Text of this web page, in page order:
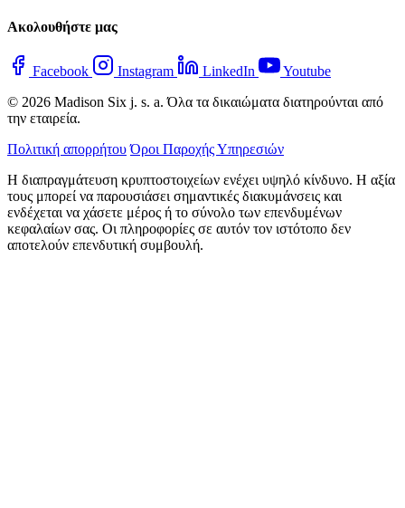
Ακολουθήστε μας
Facebook Instagram LinkedIn
Youtube
© 2026 Madison Six j. s. a. Όλα τα δικαιώματα διατηρούνται από
την εταιρεία.
Πολιτική απορρήτου Όροι Παροχής Υπηρεσιών
Η διαπραγμάτευση κρυπτοστοιχείων ενέχει υψηλό κίνδυνο. Η αξία
τους μπορεί να παρουσιάσει σημαντικές διακυμάνσεις και
ενδέχεται να χάσετε μέρος ή το σύνολο των επενδυμένων
κεφαλαίων σας. Οι πληροφορίες σε αυτόν τον ιστότοπο δεν
αποτελούν επενδυτική συμβουλή.